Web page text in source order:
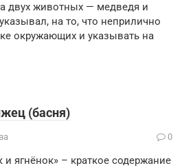
двух животных — медведя и
на то, что неприлично
окружающих и указывать на
(басня)
0
ягнёнок» – краткое содержание